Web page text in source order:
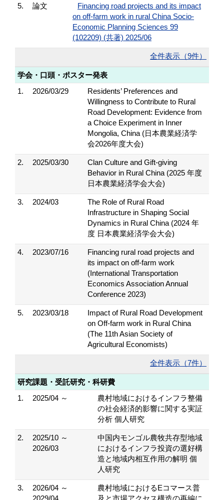
5. 論文
Financing road projects and its impact
on off-farm work in rural China Socio-
Economic Planning Sciences 99
(102209) (共著) 2025/06
全件表示（9件）
学会・口頭・ポスター発表
1.
2026/03/29
Residents’ Preferences and
Willingness to Contribute to Rural
Road Development: Evidence from
a Choice Experiment in Inner
Mongolia, China (日本農業経済学
会2026年度大会)
2. 2025/03/30
Clan Culture and Gift-giving
Behavior in Rural China (2025 年度
日本農業経済学会大会)
3. 2024/03
The Role of Rural Road
Infrastructure in Shaping Social
Dynamics in Rural China (2024 年
度 日本農業経済学会大会)
4. 2023/07/16
Financing rural road projects and
its impact on off-farm work
(International Transportation
Economics Association Annual
Conference 2023)
5. 2023/03/18
Impact of Rural Road Development
on Off-farm work in Rural China
(The 11th Asian Society of
Agricultural Economists)
全件表示（7件）
研究課題・受託研究・科研費
1.
2025/04 ～
農村地域におけるインフラ整備
の社会経済的影響に関する実証
分析 個人研究
2.
2025/10 ～
2026/03
中国内モンゴル農牧共存型地域
におけるインフラ投資の選好構
造と地域内相互作用の解明 個
人研究
3.
2026/04 ～
2029/04
農村地域におけるEコマース普
及と市場アクセス構造の再編に